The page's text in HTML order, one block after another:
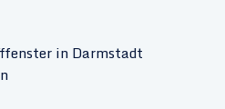
in Darmstadt